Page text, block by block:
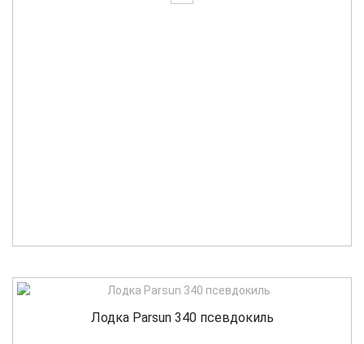
Лодка Parsun 340 псевдокиль